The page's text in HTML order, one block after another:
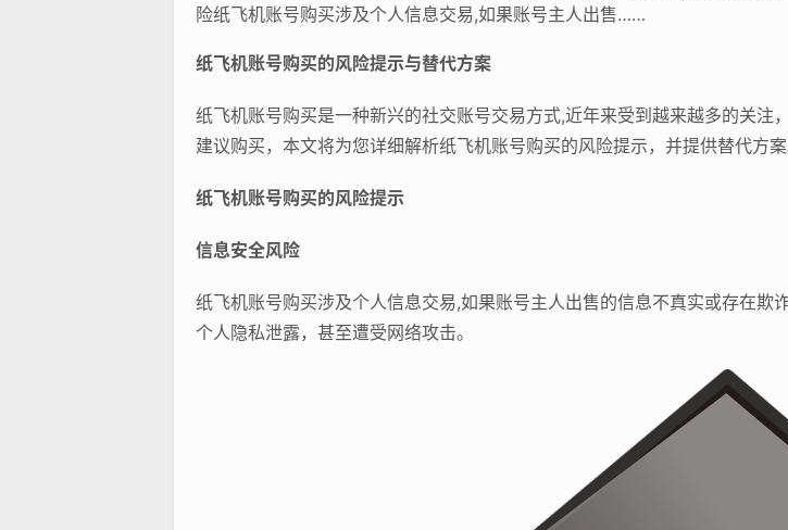
险纸飞机账号购买涉及个人信息交易,如果账号主人出售……
纸飞机账号购买的风险提示与替代方案
纸飞机账号购买是一种新兴的社交账号交易方式,近年来受到越来越多的关
建议购买，本文将为您详细解析纸飞机账号购买的风险提示，并提供替代方案
纸飞机账号购买的风险提示
信息安全风险
纸飞机账号购买涉及个人信息交易,如果账号主人出售的信息不真实或存在
个人隐私泄露，甚至遭受网络攻击。